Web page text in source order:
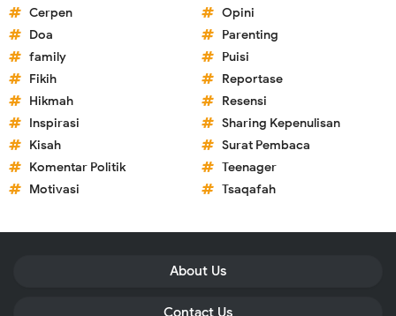
Cerpen
Doa
family
Fikih
Hikmah
Inspirasi
Kisah
Komentar Politik
Motivasi
Opini
Parenting
Puisi
Reportase
Resensi
Sharing Kepenulisan
Surat Pembaca
Teenager
Tsaqafah
About Us
Contact Us